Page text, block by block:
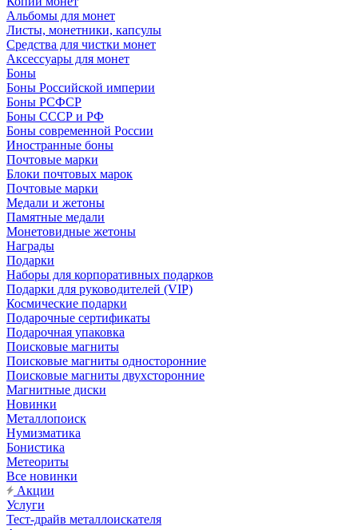
Альбомы для монет
Листы, монетники, капсулы
Средства для чистки монет
Аксессуары для монет
Боны
Боны Российской империи
Боны РСФСР
Боны СССР и РФ
Боны современной России
Иностранные боны
Почтовые марки
Блоки почтовых марок
Почтовые марки
Медали и жетоны
Памятные медали
Монетовидные жетоны
Награды
Подарки
Наборы для корпоративных подарков
Подарки для руководителей (VIP)
Космические подарки
Подарочные сертификаты
Подарочная упаковка
Поисковые магниты
Поисковые магниты односторонние
Поисковые магниты двухсторонние
Магнитные диски
Новинки
Металлопоиск
Нумизматика
Бонистика
Метеориты
Все новинки
Акции
Услуги
Тест-драйв металлоискателя